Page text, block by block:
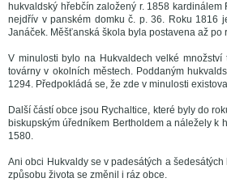
hukvaldský hřebčín založený r. 1858
nejdřív v panském domku č. p. 36. Roku 1816
Janáček. Měšťanská škola byla postavena až po
V minulosti bylo na Hukvaldech velké
továrny v okolních městech. Poddaným
1294. Předpokládá se, že zde v minulosti
Další částí obce jsou Rychaltice, které byly do
biskupským úředníkem Bertholdem a náležely k
1580.
Ani obci Hukvaldy se v padesátých a
způsobu života se změnil i ráz obce.